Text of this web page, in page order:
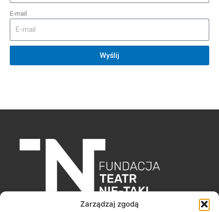
Zarządzaj zgodą
E-mail
Wyślij